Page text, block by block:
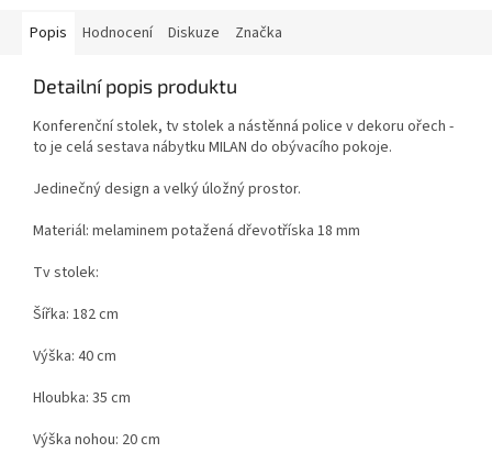
Popis Hodnocení Diskuze Značka
Detailní popis produktu
Konferenční stolek, tv stolek a nástěnná police v dekoru ořech -
to je celá sestava nábytku MILAN do obývacího pokoje.
Jedinečný design a velký úložný prostor.
Materiál: melaminem potažená dřevotříska 18 mm
Tv stolek:
Šířka: 182 cm
Výška: 40 cm
Hloubka: 35 cm
Výška nohou: 20 cm